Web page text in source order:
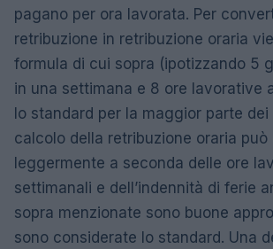
pagano per ora lavorata. Per
retribuzione in retribuzione oraria
formula di cui sopra (ipotizzando 5
in ​​una settimana e 8 ore lavorative
lo standard per la maggior parte dei
calcolo della retribuzione oraria può
leggermente a seconda delle ore
settimanali e dell’indennità di ferie
sopra menzionate sono buone
sono considerate lo standard. Una